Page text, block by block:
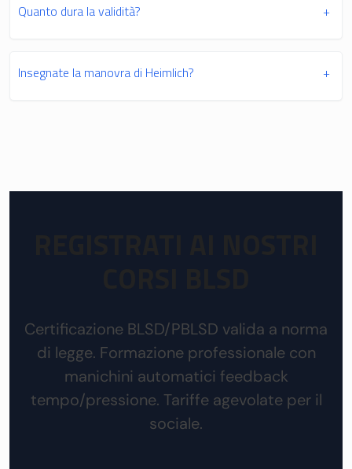
Quanto dura la validità? +
Insegnate la manovra di Heimlich? +
Certificazione BLSD/PBLSD valida a norma
di legge. Formazione professionale con
manichini automatici feedback
tempo/pressione. Tariffe agevolate per il
sociale.